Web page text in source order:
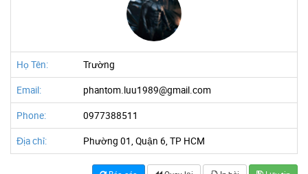
Họ Tên: Trường
Email: phantom.luu1989@gmail.com
Phone: 0977388511
Địa chỉ: Phường 01, Quận 6, TP HCM